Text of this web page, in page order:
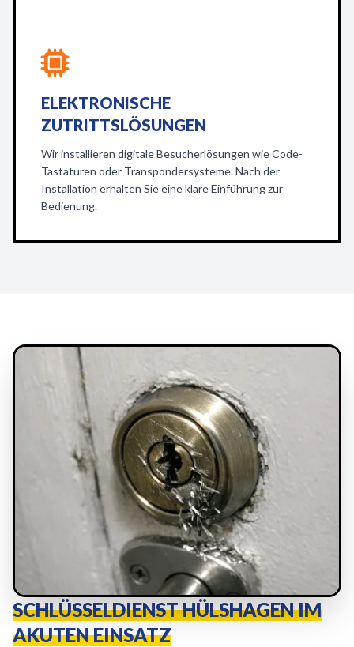
ELEKTRONISCHE
ZUTRITTSLÖSUNGEN
Wir installieren digitale Besucherlösungen wie Code-
Tastaturen oder Transpondersysteme. Nach der
Installation erhalten Sie eine klare Einführung zur
Bedienung.
SCHLÜSSELDIENST HÜLSHAGEN IM
AKUTEN EINSATZ